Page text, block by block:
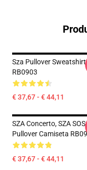
Sza Pullover Sweatshirt
RB0903
€ 37,67 - € 44,11
SZA Concerto, SZA SOS
Pullover Camiseta
€ 37,67 - € 44,11